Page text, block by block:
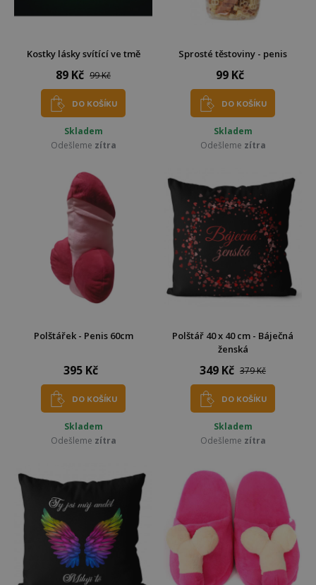
Kostky lásky svítící ve tmě
89 Kč 99 Kč
DO KOŠÍKU
Skladem
Odešleme zítra
Sprosté těstoviny - penis
99 Kč
DO KOŠÍKU
Skladem
Odešleme zítra
Polštářek - Penis 60cm
395 Kč
DO KOŠÍKU
Skladem
Odešleme zítra
Polštář 40 x 40 cm - Báječná
ženská
349 Kč 379 Kč
DO KOŠÍKU
Skladem
Odešleme zítra